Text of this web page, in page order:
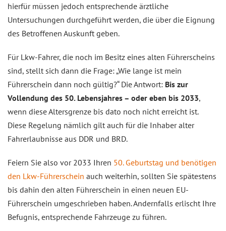
hierfür müssen jedoch entsprechende ärztliche
Untersuchungen durchgeführt werden, die über die Eignung
des Betroffenen Auskunft geben.
Für Lkw-Fahrer, die noch im Besitz eines alten Führerscheins
sind, stellt sich dann die Frage: „Wie lange ist mein
Führerschein dann noch gültig?“ Die Antwort: Bis zur
Vollendung des 50. Lebensjahres – oder eben bis 2033,
wenn diese Altersgrenze bis dato noch nicht erreicht ist.
Diese Regelung nämlich gilt auch für die Inhaber alter
Fahrerlaubnisse aus DDR und BRD.
Feiern Sie also vor 2033 Ihren 50. Geburtstag und benötigen
den Lkw-Führerschein auch weiterhin, sollten Sie spätestens
bis dahin den alten Führerschein in einen neuen EU-
Führerschein umgeschrieben haben. Andernfalls erlischt Ihre
Befugnis, entsprechende Fahrzeuge zu führen.